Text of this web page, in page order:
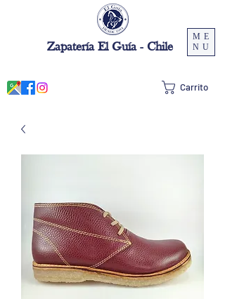
Zapatería El Guía - Chile
Carrito
ME
NU